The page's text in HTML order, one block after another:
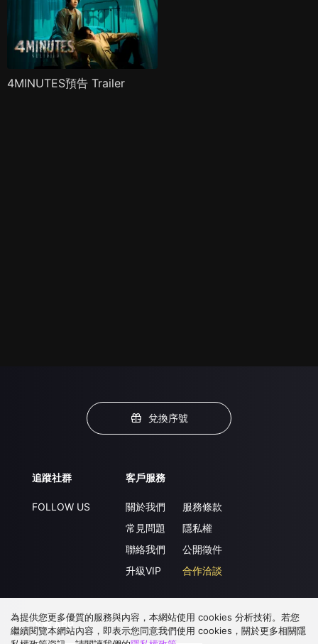
4MINUTES預告 Trailer
兌換序號
追蹤社群
FOLLOW US
客戶服務
關於我們
常見問題
聯絡我們
升級VIP
服務條款
隱私權
公開徵件
合作洽談
下載 APP
為提供您更多優質的服務與內容，本網站使用 cookies 分析技術。若您
繼續閱覽本網站內容，即表示您同意我們使用 cookies，關於更多相關隱